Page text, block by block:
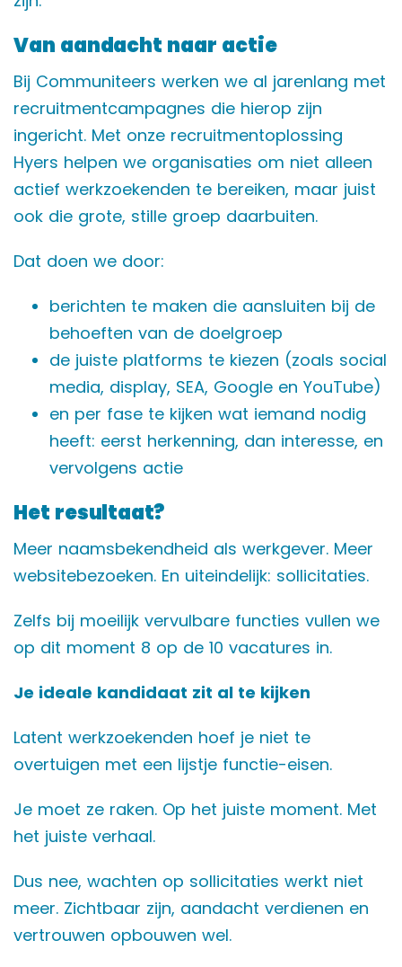
Van aandacht naar actie
Bij Communiteers werken we al jarenlang met
recruitmentcampagnes die hierop zijn
ingericht. Met onze recruitmentoplossing
Hyers helpen we organisaties om niet alleen
actief werkzoekenden te bereiken, maar juist
ook die grote, stille groep daarbuiten.
Dat doen we door:
berichten te maken die aansluiten bij de
behoeften van de doelgroep
de juiste platforms te kiezen (zoals social
media, display, SEA, Google en YouTube)
en per fase te kijken wat iemand nodig
heeft: eerst herkenning, dan interesse, en
vervolgens actie
Het resultaat?
Meer naamsbekendheid als werkgever. Meer
websitebezoeken. En uiteindelijk: sollicitaties.
Zelfs bij moeilijk vervulbare functies vullen we
op dit moment 8 op de 10 vacatures in.
Je ideale kandidaat zit al te kijken
Latent werkzoekenden hoef je niet te
overtuigen met een lijstje functie-eisen.
Je moet ze raken. Op het juiste moment. Met
het juiste verhaal.
Dus nee, wachten op sollicitaties werkt niet
meer. Zichtbaar zijn, aandacht verdienen en
vertrouwen opbouwen wel.